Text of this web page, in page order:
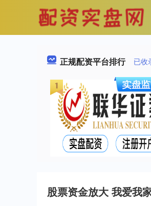
正规配资平台排行 已收
股票资金放大 我爱我